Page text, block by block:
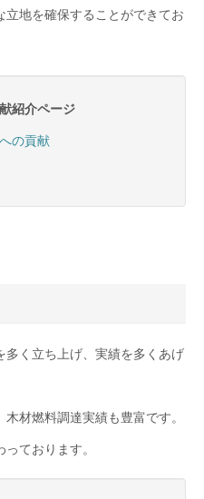
地を確保することができてお
紹介ページ
の貢献
多く立ち上げ、実績を多くあげ
材燃料調達実績も豊富です。
ております。